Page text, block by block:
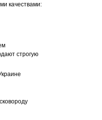
качествами:
строгую